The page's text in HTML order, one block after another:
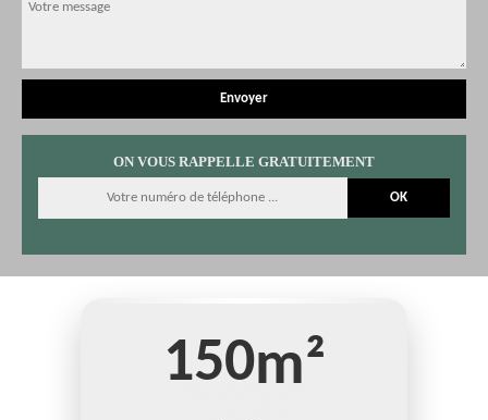
ON VOUS RAPPELLE GRATUITEMENT
150m²